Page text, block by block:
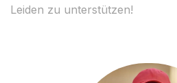
Leiden zu unterstützen!